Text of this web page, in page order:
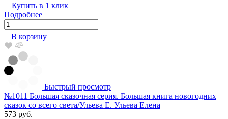
Купить в 1 клик
Подробнее
В корзину
Быстрый просмотр
№1011 Большая сказочная серия. Большая книга новогодних
сказок со всего света/Ульева Е. Ульева Елена
573 руб.